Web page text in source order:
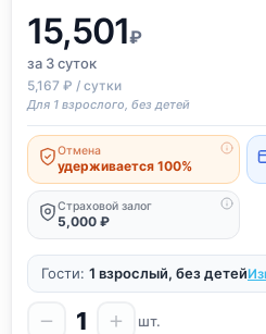
15,501₽
за 3суток
5,167 ₽ / сутки
Для 1 взрослого, без детей
Отмена
удерживается 100%
Страховой залог
5,000 ₽
Гости: 1 взрослый, без детей
1 шт.